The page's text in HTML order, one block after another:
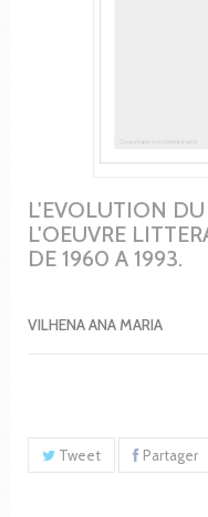
L'EVOLUTION
L'OEUVRE
DE 1960 A 1993.
VILHENA ANA MARIA
Tweet Partager